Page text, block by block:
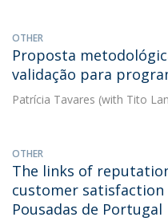
OTHER
Proposta
validação para
Patrícia Tavares (with Tito
OTHER
The links of
customer satisfaction
Pousadas de Portugal